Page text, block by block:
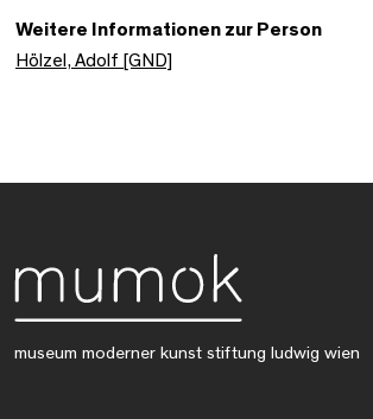
Weitere Informationen zur Person
Hölzel, Adolf [GND]
museum moderner kunst stiftung ludwig wien